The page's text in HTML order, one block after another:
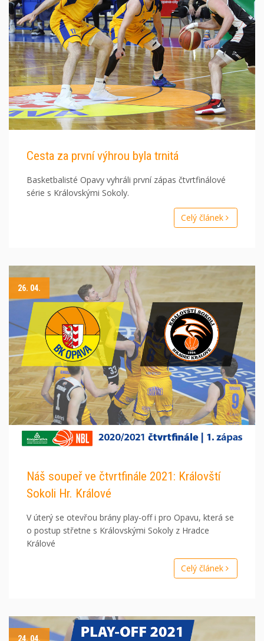
Cesta za první výhrou byla trnitá
Basketbalisté Opavy vyhráli první zápas čtvrtfinálové
série s Královskými Sokoly.
Celý článek
26. 04.
Náš soupeř ve čtvrtfinále 2021: Královští
Sokoli Hr. Králové
V úterý se otevřou brány play-off i pro Opavu, která se
o postup střetne s Královskými Sokoly z Hradce
Králové
Celý článek
24. 04.